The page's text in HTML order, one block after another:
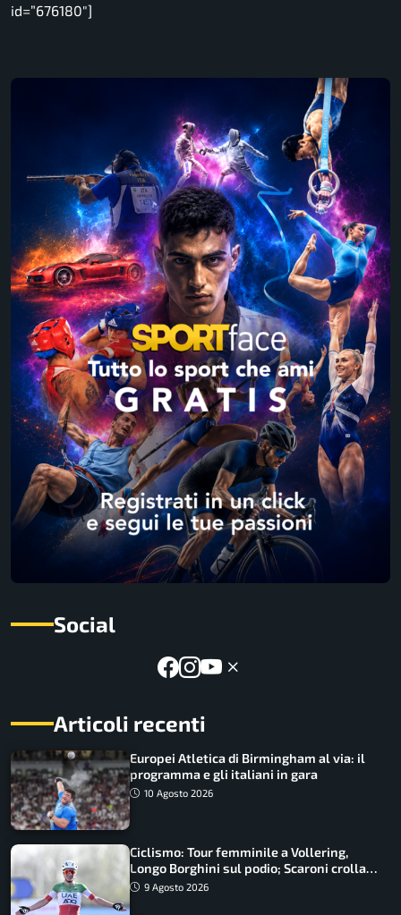
id=”676180″]
Social
Articoli recenti
Europei Atletica di Birmingham al via: il
programma e gli italiani in gara
10 Agosto 2026
Ciclismo: Tour femminile a Vollering,
Longo Borghini sul podio; Scaroni crolla
in Polonia
9 Agosto 2026